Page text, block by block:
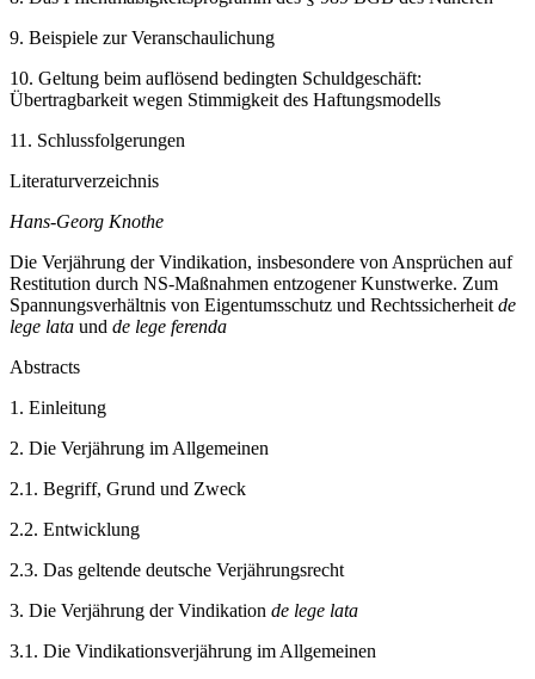
9. Beispiele zur Veranschaulichung
10. Geltung beim auflösend bedingten Schuldgeschäft:
Übertragbarkeit wegen Stimmigkeit des Haftungsmodells
11. Schlussfolgerungen
Literaturverzeichnis
Hans-Georg Knothe
Die Verjährung der Vindikation, insbesondere von Ansprüchen auf
Restitution durch NS-Maßnahmen entzogener Kunstwerke. Zum
Spannungsverhältnis von Eigentumsschutz und Rechtssicherheit de
lege lata und de lege ferenda
Abstracts
1. Einleitung
2. Die Verjährung im Allgemeinen
2.1. Begriff, Grund und Zweck
2.2. Entwicklung
2.3. Das geltende deutsche Verjährungsrecht
3. Die Verjährung der Vindikation de lege lata
3.1. Die Vindikationsverjährung im Allgemeinen